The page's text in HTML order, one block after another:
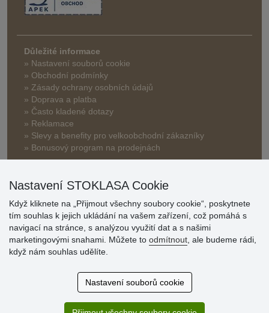
Důležité informace
» Nastavení souborů cookie
» Obchodní podmínky
» Zásady ochrany osobních údajů
» Doprava a platba
» Často kladené dotazy
» Reklamace
» Slevy a benefity pro velkoobchodní zákazníky
» Bonusový program na prodejnách
Hodnocení
zákazníků
Super obchod, kvalitní zboží za slušné ceny. Vřele
Nastavení STOKLASA Cookie
Když kliknete na „Přijmout všechny soubory cookie“, poskytnete
tím souhlas k jejich ukládání na vašem zařízení, což pomáhá s
navigací na stránce, s analýzou využití dat a s našimi
marketingovými snahami. Můžete to odmítnout , ale budeme rádi,
když nám souhlas udělíte.
Nastavení souborů cookie